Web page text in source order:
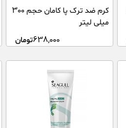
کرم ضد ترک پا کامان حجم 300
میلی لیتر
638,000تومان